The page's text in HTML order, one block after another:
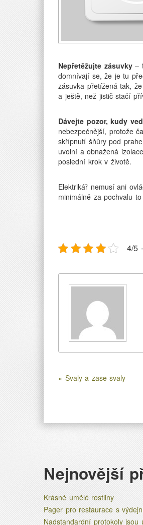
Nepřetěžujte zásuvky–
domnívají se, že je tu
zásuvka přetížená tak,
a ještě, než jistič stačí
Dávejte pozor, kudy
nebezpečnější, protože
skřípnutí šňůry pod
uvolní a obnažená
poslední krok v životě.
Elektrikář nemusí ani
minimálně za pochvalu
4/5
« Svaly a zase svaly
Nejnovější
Krásné umělé rostliny
Pager pro restaurace s
Nadstandardní protokoly jsou